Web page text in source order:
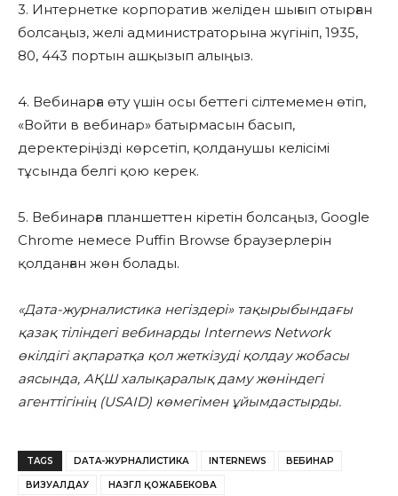
3. Интернетке корпоратив желіден шығып отырған
болсаңыз, желі администраторына жүгініп, 1935,
80, 443 портын ашқызып алыңыз.
4. Вебинарға өту үшін осы беттегі сілтемемен өтіп,
«Войти в вебинар» батырмасын басып,
деректеріңізді көрсетіп, қолданушы келісімі
тұсында белгі қою керек.
5. Вебинарға планшеттен кіретін болсаңыз, Google
Chrome немесе Puffin Browse браузерлерін
қолданған жөн болады.
«Дата-журналистика негіздері» тақырыбындағы
қазақ тіліндегі вебинарды Internews Network
өкілдігі ақпаратқа қол жеткізуді қолдау жобасы
аясында, АҚШ халықаралық даму жөніндегі
агенттігінің (USAID) көмегімен ұйымдастырды.
TAGS DATA-ЖУРНАЛИСТИКА INTERNEWS ВЕБИНАР
ВИЗУАЛДАУ НАЗГҮЛ ҚОЖАБЕКОВА